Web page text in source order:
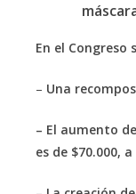
En el Congreso
– Una
– El aumento
es de $70.000,